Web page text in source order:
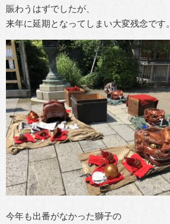
賑わうはずでしたが、
来年に延期となってしまい大変残念です。
今年も出番がなかった獅子の